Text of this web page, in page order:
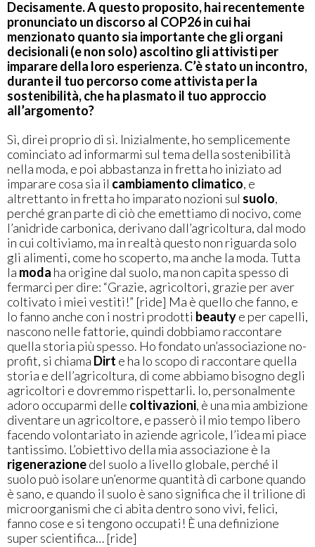
Decisamente. A questo proposito, hai recentemente
pronunciato un discorso al COP26 in cui hai
menzionato quanto sia importante che gli organi
decisionali (e non solo) ascoltino gli attivisti per
imparare della loro esperienza. C’è stato un incontro,
durante il tuo percorso come attivista per la
sostenibilità, che ha plasmato il tuo approccio
all’argomento?
Sì, direi proprio di sì. Inizialmente, ho semplicemente
cominciato ad informarmi sul tema della sostenibilità
nella moda, e poi abbastanza in fretta ho iniziato ad
imparare cosa sia il cambiamento climatico, e
altrettanto in fretta ho imparato nozioni sul suolo,
perché gran parte di ciò che emettiamo di nocivo, come
l’anidride carbonica, derivano dall’agricoltura, dal modo
in cui coltiviamo, ma in realtà questo non riguarda solo
gli alimenti, come ho scoperto, ma anche la moda. Tutta
la moda ha origine dal suolo, ma non capita spesso di
fermarci per dire: “Grazie, agricoltori, grazie per aver
coltivato i miei vestiti!” [ride] Ma è quello che fanno, e
lo fanno anche con i nostri prodotti beautye per capelli,
nascono nelle fattorie, quindi dobbiamo raccontare
quella storia più spesso. Ho fondato un’associazione no-
profit, si chiama Dirt e ha lo scopo di raccontare quella
storia e dell’agricoltura, di come abbiamo bisogno degli
agricoltori e dovremmo rispettarli. Io, personalmente
adoro occuparmi delle coltivazioni, è una mia ambizione
diventare un agricoltore, e passerò il mio tempo libero
facendo volontariato in aziende agricole, l’idea mi piace
tantissimo. L’obiettivo della mia associazione è la
rigenerazionedel suolo a livello globale, perché il
suolo può isolare un’enorme quantità di carbone quando
è sano, e quando il suolo è sano significa che il trilione di
microorganismi che ci abita dentro sono vivi, felici,
fanno cose e si tengono occupati! È una definizione
super scientifica… [ride]